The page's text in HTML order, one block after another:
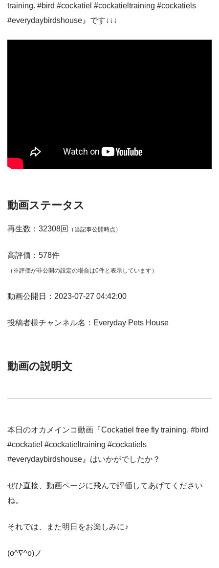
training. #bird #cockatiel #cockatieltraining #cockatiels
#everydaybirdshouse』です↓↓↓
動画ステータス
再生数：32308回 （当記事公開時点）
高評価：578件
（※評価が非公開の設定の場合は0件と表示しています）
動画公開日：2023-07-27 04:42:00
投稿者様チャンネル名：Everyday Pets House
動画の説明文
本日のオカメインコ動画『Cockatiel free fly training. #bird
#cockatiel #cockatieltraining #cockatiels
#everydaybirdshouse』はいかがでしたか？
ぜひ直接、動画ページに飛んで評価してあげてください
ね。
それでは、また明日をお楽しみに♪
(o^∇^o)ノ